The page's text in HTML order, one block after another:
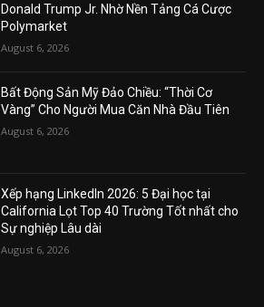
Donald Trump Jr. Nhờ Nền Tảng Cá Cược
Polymarket
August 6, 2026
Bất Động Sản Mỹ Đảo Chiều: “Thời Cơ
Vàng” Cho Người Mua Căn Nhà Đầu Tiên
August 6, 2026
Xếp hạng LinkedIn 2026: 5 Đại học tại
California Lọt Top 40 Trường Tốt nhất cho
Sự nghiệp Lâu dài
August 6, 2026